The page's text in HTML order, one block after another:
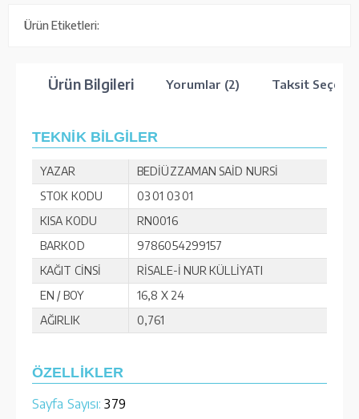
Ürün Etiketleri:
Ürün Bilgileri Yorumlar (2) Taksit
TEKNİK BİLGİLER
YAZAR
BEDİÜZZAMAN SAİD NURSİ
STOK KODU
03 01 03 01
KISA KODU
RN0016
BARKOD
9786054299157
KAĞIT CİNSİ
RİSALE-İ NUR KÜLLİYATI
EN / BOY
16,8 X 24
AĞIRLIK
0,761
ÖZELLİKLER
Sayfa Sayısı: 379